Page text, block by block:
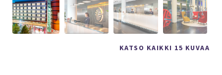
KATSO KAIKKI 15 KUVAA